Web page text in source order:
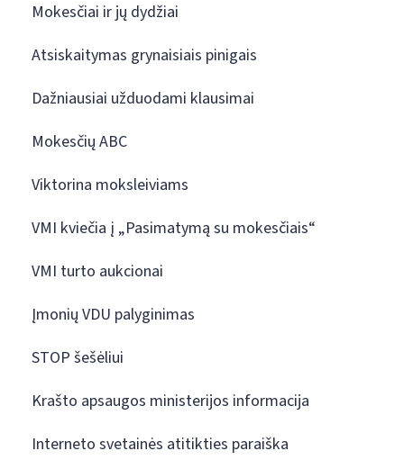
Mokesčiai ir jų dydžiai
Atsiskaitymas grynaisiais pinigais
Dažniausiai užduodami klausimai
Mokesčių ABC
Viktorina moksleiviams
VMI kviečia į „Pasimatymą su mokesčiais“
VMI turto aukcionai
Įmonių VDU palyginimas
STOP šešėliui
Krašto apsaugos ministerijos informacija
Interneto svetainės atitikties paraiška